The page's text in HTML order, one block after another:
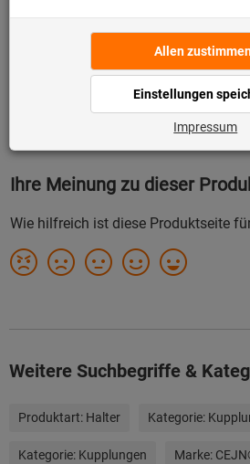
Downloads & Dokumente
Services & Produktberater
Weitere Suchbegriffe &
Produktart: Halter Kategorie:
Kategorie: Kupplungen Marke: